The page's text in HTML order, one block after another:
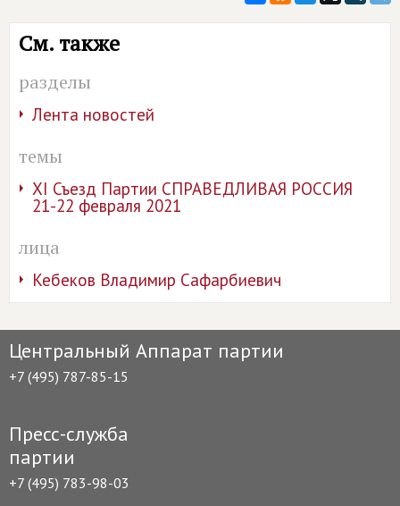
См. также
разделы
Лента новостей
темы
XI Съезд Партии СПРАВЕДЛИВАЯ РОССИЯ
21-22 февраля 2021
лица
Кебеков Владимир Сафарбиевич
Центральный Аппарат партии
+7 (495) 787-85-15
Пресс-служба
партии
+7 (495) 783-98-03